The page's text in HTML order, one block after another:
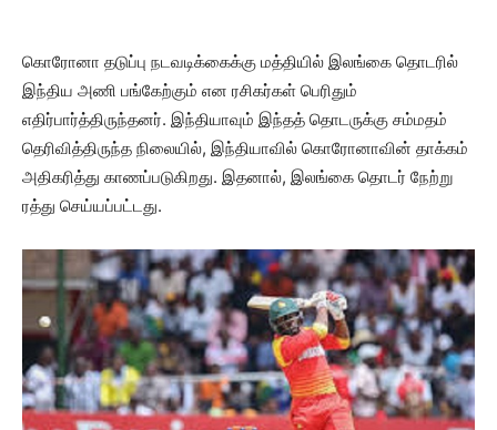
கொரோனா தடுப்பு நடவடிக்கைக்கு மத்தியில் இலங்கை தொடரில்
இந்திய அணி பங்கேற்கும் என ரசிகர்கள் பெரிதும்
எதிர்பார்த்திருந்தனர். இந்தியாவும் இந்தத் தொடருக்கு சம்மதம்
தெரிவித்திருந்த நிலையில், இந்தியாவில் கொரோனாவின் தாக்கம்
அதிகரித்து காணப்படுகிறது. இதனால், இலங்கை தொடர் நேற்று
ரத்து செய்யப்பட்டது.